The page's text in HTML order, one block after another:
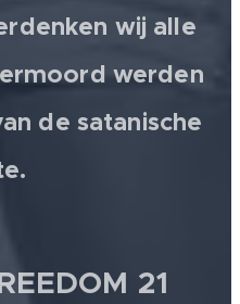
wij alle
werden
de satanische
21